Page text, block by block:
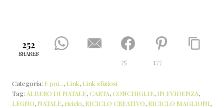
252
SHARES
75 177
Categoria: E poi..., Link, Link sfiziosi
Tag: ALBERO DI NATALE,CARTA,CONCHIGLIE, IN EVIDENZA,
LEGNO, NATALE, riciclo, RICICLO CREATIVO, RICICLO MAGLIONI,